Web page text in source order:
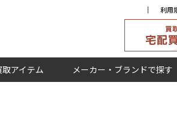
利用
取アイテム メーカー・ブランドで探す